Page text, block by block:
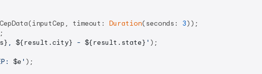
timeout: Duration(seconds: 3));
, ${result.city} - ${result.state} ' );
$e ' );